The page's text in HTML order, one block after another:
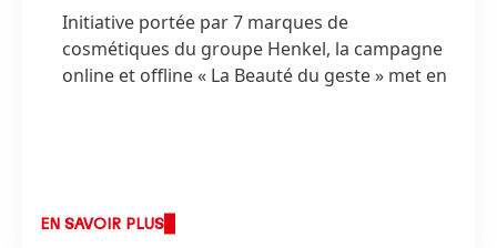
Initiative portée par 7 marques de
cosmétiques du groupe Henkel, la campagne
online et offline « La Beauté du geste » met en
Sirius 2022 sont remis le 24 novembre, à la
Fondation Pernod Ricard.
EN SAVOIR PLUS